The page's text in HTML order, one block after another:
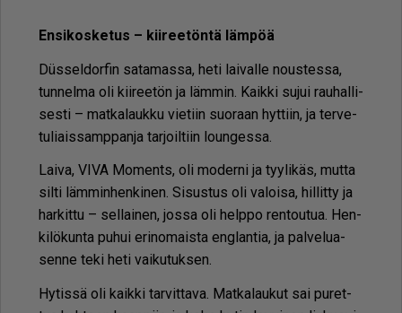
En­si­kos­ke­tus – kii­ree­tön­tä läm­pöä
Düssel­dor­fin sa­ta­mas­sa, heti lai­val­le nous­tes­sa,
tun­nel­ma oli kii­ree­tön ja läm­min. Kaik­ki su­jui rau­hal­li­
ses­ti – mat­ka­lauk­ku vie­tiin suo­raan hyt­tiin, ja ter­ve­
tu­li­ais­samp­pan­ja tar­joil­tiin loun­ges­sa.
Lai­va, VIVA Mo­ments, oli mo­der­ni ja tyy­li­käs, mut­ta
sil­ti läm­min­hen­ki­nen. Si­sus­tus oli va­loi­sa, hil­lit­ty ja
har­kit­tu – sel­lai­nen, jos­sa oli help­po ren­tou­tua. Hen­
ki­lö­kun­ta pu­hui eri­no­mais­ta eng­lan­tia, ja pal­ve­lu­a­
sen­ne teki heti vai­ku­tuk­sen.
Hy­tis­sä oli kaik­ki tar­vit­ta­va. Mat­ka­lau­kut sai pu­ret­